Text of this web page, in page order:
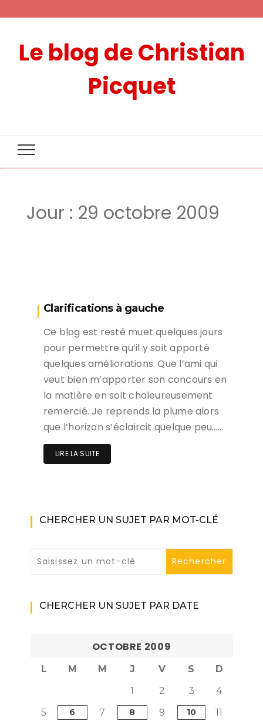
Le blog de Christian
Picquet
Jour : 29 octobre 2009
Clarifications à gauche
Ce blog est resté muet quelques jours
pour permettre qu’il y soit apporté
quelques améliorations. Que l’ami qui
veut bien m’apporter son concours en
la matière en soit chaleureusement
remercié. Je reprends la plume alors
que l’horizon s’éclaircit quelque peu……
LIRE LA SUITE
CHERCHER UN SUJET PAR MOT-CLÉ
CHERCHER UN SUJET PAR DATE
OCTOBRE 2009
L M M J V S
D
1
2 3
4
5
6 7 8 9 10
11